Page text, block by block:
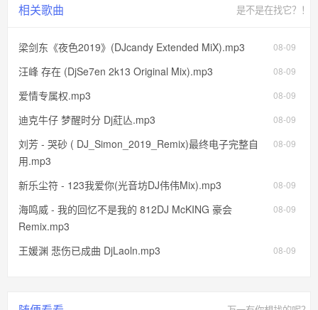
相关歌曲 是不是在找它？！
08-09
梁剑东《夜色2019》(DJcandy Extended MiX).mp3
08-09
汪峰 存在 (DjSe7en 2k13 Original Mix).mp3
08-09
爱情专属权.mp3
08-09
迪克牛仔 梦醒时分 Dj葒亾.mp3
08-09
刘芳 - 哭砂 ( DJ_Simon_2019_Remix)最终电子完整自
用.mp3
08-09
新乐尘符 - 123我爱你(光音坊DJ伟伟Mix).mp3
08-09
海鸣威 - 我的回忆不是我的 812DJ McKING 豪会
Remix.mp3
08-09
王媛渊 悲伤已成曲 DjLaoln.mp3